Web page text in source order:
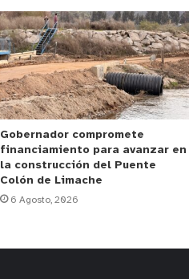
Gobernador compromete
financiamiento para avanzar en
la construcción del Puente
Colón de Limache
6 Agosto, 2026